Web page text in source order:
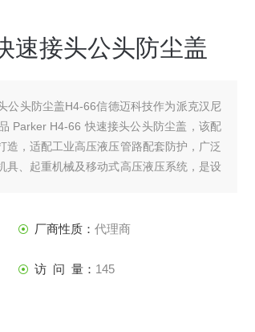
速接头公头防尘盖
公头防尘盖H4-66信德迈科技作为派克汉尼
Parker H4-66 快速接头公头防尘盖，该配
，适配工业高压液压管路配套防护，广泛
具、起重机械及移动式高压液压系统，是设
厂商性质： 代理商
访 问 量： 145